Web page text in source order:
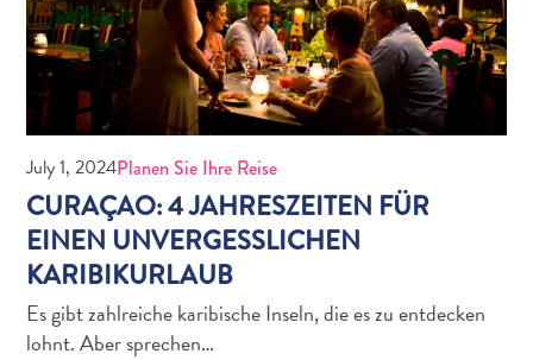
Updates
Tauchen
und
Schnorcheln
July 1, 2024Planen Sie Ihre Reise
CURAÇAO: 4 JAHRESZEITEN FÜR
EINEN UNVERGESSLICHEN
KARIBIKURLAUB
Es gibt zahlreiche karibische Inseln, die es zu entdecken
lohnt. Aber sprechen…